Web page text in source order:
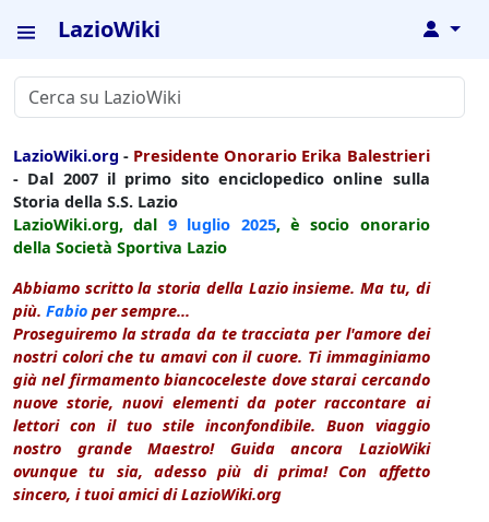
LazioWiki ↓
LazioWiki.org - Presidente Onorario Erika Balestrieri
- Dal 2007 il primo sito enciclopedico online sulla
Storia della S.S. Lazio
LazioWiki.org, dal 9 luglio 2025, è socio onorario
della Società Sportiva Lazio
Abbiamo scritto la storia della Lazio insieme. Ma tu, di
più. Fabio per sempre...
Proseguiremo la strada da te tracciata per l'amore dei
nostri colori che tu amavi con il cuore. Ti immaginiamo
già nel firmamento biancoceleste dove starai cercando
nuove storie, nuovi elementi da poter raccontare ai
lettori con il tuo stile inconfondibile. Buon viaggio
nostro grande Maestro! Guida ancora LazioWiki
ovunque tu sia, adesso più di prima! Con affetto
sincero, i tuoi amici di LazioWiki.org